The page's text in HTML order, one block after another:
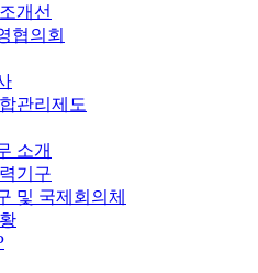
개선
협의회
관리제도
소개
기구
및 국제회의체